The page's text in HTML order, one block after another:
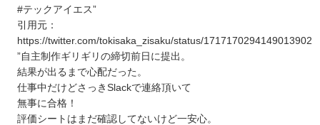
#テックアイエス”
引用元：
https://twitter.com/tokisaka_zisaku/status/1717170294149013902
”自主制作ギリギリの締切前日に提出。
結果が出るまで心配だった。
仕事中だけどさっきSlackで連絡頂いて
無事に合格！
評価シートはまだ確認してないけど一安心。